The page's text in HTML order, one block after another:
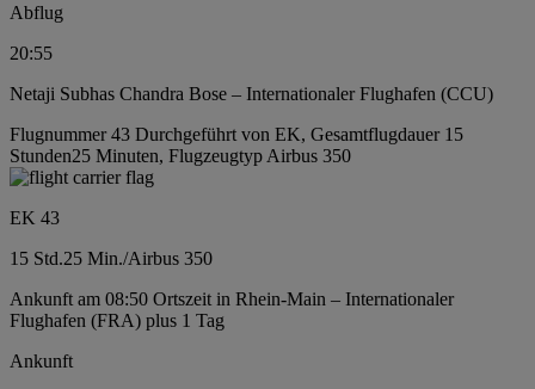
Abflug
20:55
Netaji Subhas Chandra Bose – Internationaler Flughafen (CCU)
Flugnummer 43 Durchgeführt von EK, Gesamtflugdauer 15
Stunden25 Minuten, Flugzeugtyp Airbus 350
EK 43
15 Std.25 Min./Airbus 350
Ankunft am 08:50 Ortszeit in Rhein-Main – Internationaler
Flughafen (FRA) plus 1 Tag
Ankunft